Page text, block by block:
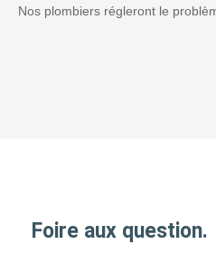
Nos plombiers régleront le
Foire aux question.